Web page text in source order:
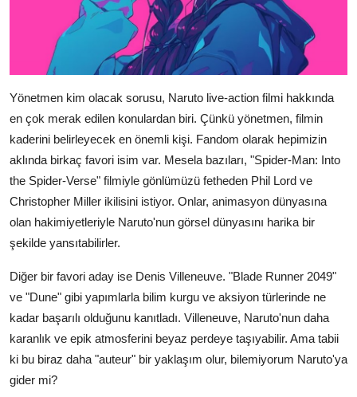
Yönetmen kim olacak sorusu, Naruto live-action filmi hakkında
en çok merak edilen konulardan biri. Çünkü yönetmen, filmin
kaderini belirleyecek en önemli kişi. Fandom olarak hepimizin
aklında birkaç favori isim var. Mesela bazıları, "Spider-Man: Into
the Spider-Verse" filmiyle gönlümüzü fetheden Phil Lord ve
Christopher Miller ikilisini istiyor. Onlar, animasyon dünyasına
olan hakimiyetleriyle Naruto'nun görsel dünyasını harika bir
şekilde yansıtabilirler.
Diğer bir favori aday ise Denis Villeneuve. "Blade Runner 2049"
ve "Dune" gibi yapımlarla bilim kurgu ve aksiyon türlerinde ne
kadar başarılı olduğunu kanıtladı. Villeneuve, Naruto'nun daha
karanlık ve epik atmosferini beyaz perdeye taşıyabilir. Ama tabii
ki bu biraz daha "auteur" bir yaklaşım olur, bilemiyorum Naruto'ya
gider mi?